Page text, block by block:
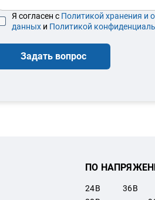
Я согласен с Политикой хранения и
данных и Политикой
Задать вопрос
ПО
24В 36В